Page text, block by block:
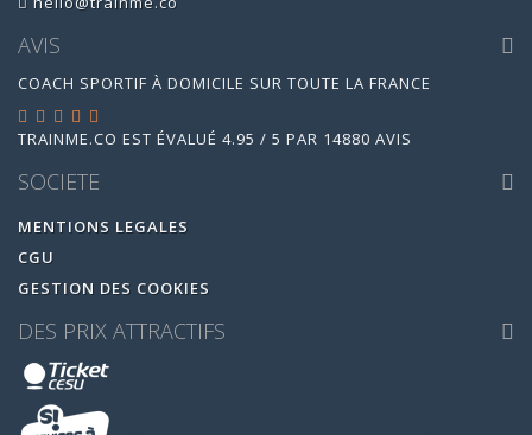
AVIS
COACH SPORTIF À DOMICILE SUR TOUTE LA FRANCE
TRAINME.CO EST ÉVALUÉ 4.95 / 5 PAR 14880 AVIS
SOCIETE
MENTIONS LEGALES
CGU
GESTION DES COOKIES
DES PRIX ATTRACTIFS